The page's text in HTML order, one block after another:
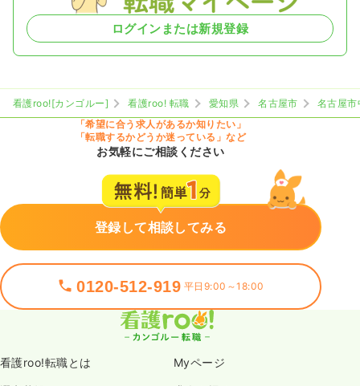
ログインまたは新規登録
看護roo![カンゴルー] 看護roo! 転職 愛知県 名古屋市
名古屋市
「希望に合う求人があるか知りたい」
「転職するかどうか迷っている」など
お気軽にご相談ください
登録して相談してみる
0120-512-919 平日9:00～18:00
看護roo!転職とは Myページ